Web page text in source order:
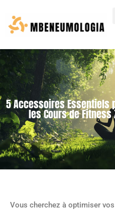
5 Accessoires Essentiels
les Cours de Fitness
Vous cherchez à optimiser